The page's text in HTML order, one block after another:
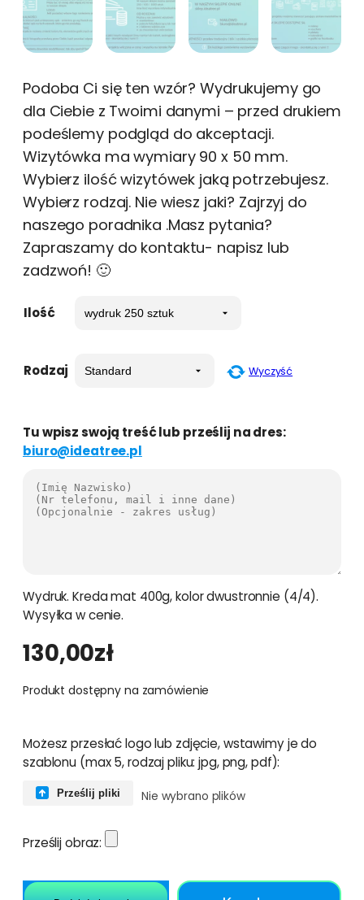
Podoba Ci się ten wzór? Wydrukujemy go
dla Ciebie z Twoimi danymi – przed drukiem
podeślemy podgląd do akceptacji.
Wizytówka ma wymiary 90 x 50 mm.
Wybierz ilość wizytówek jaką potrzebujesz.
Wybierz rodzaj. Nie wiesz jaki? Zajrzyj do
naszego poradnika .Masz pytania?
Zapraszamy do kontaktu- napisz lub
zadzwoń! 🙂
Ilość
Rodzaj Wyczyść
Tu wpisz swoją treść lub prześlij na dres:
biuro@ideatree.pl
Wydruk. Kreda mat 400g, kolor dwustronnie (4/4).
Wysyłka w cenie.
130,00zł
Produkt dostępny na zamówienie
Możesz przesłać logo lub zdjęcie, wstawimy je do
szablonu (max 5, rodzaj pliku: jpg, png, pdf):
Prześlij pliki Nie wybrano plików
Prześlij obraz: